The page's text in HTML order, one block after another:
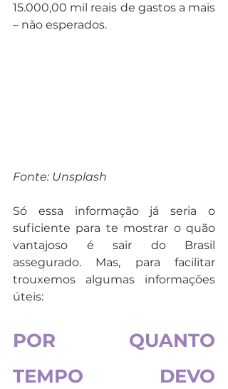
15.000,00 mil reais de gastos a mais
– não esperados.
Fonte: Unsplash
Só essa informação já seria o
suficiente para te mostrar o quão
vantajoso é sair do Brasil
assegurado. Mas, para facilitar
trouxemos algumas informações
úteis:
POR QUANTO
TEMPO DEVO